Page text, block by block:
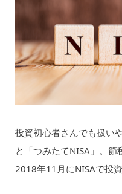
投資初心者さんでも扱い
と「つみたてNISA」。節
2018年11月にNISAで投